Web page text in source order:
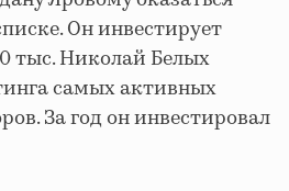
Он инвестирует
тыс. Николай Белых
самых активных
За год он инвестировал